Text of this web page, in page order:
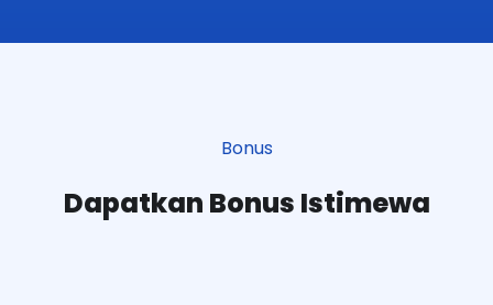
Bonus
Dapatkan Bonus Istimewa